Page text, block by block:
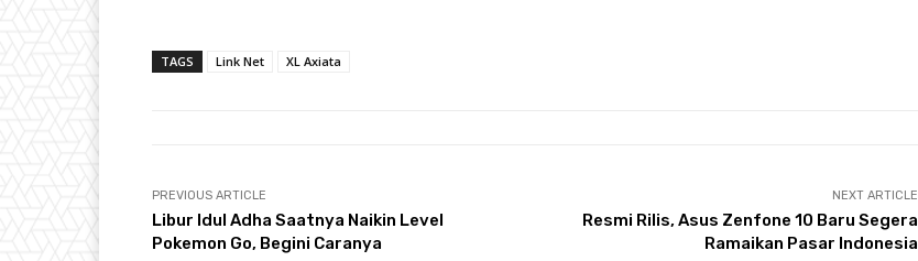
TAGS Link Net XL Axiata
PREVIOUS ARTICLE
Libur Idul Adha Saatnya Naikin Level
Pokemon Go, Begini Caranya
NEXT ARTICLE
Resmi Rilis, Asus Zenfone 10 Baru Segera
Ramaikan Pasar Indonesia